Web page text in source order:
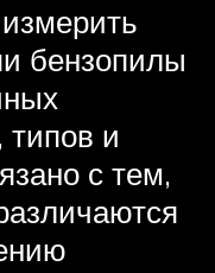
бензопилы
типов и
с тем,